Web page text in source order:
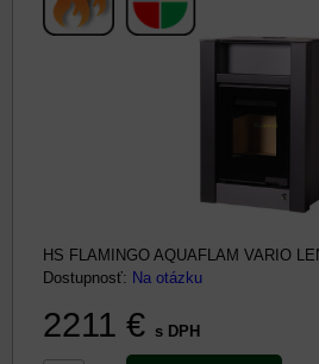
HS FLAMINGO AQUAFLAM VARIO
Dostupnosť: Na otázku
2211 € s DPH